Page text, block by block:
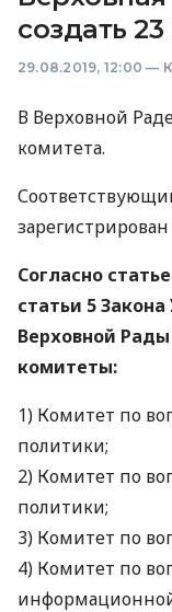
создать
29.08.2019, 12:00 —
В Верховной
комитета.
Согласно
статьи 5
Верховной
комитеты:
1) Комитет по
политики;
2) Комитет по
политики;
3) Комитет по
4) Комитет по